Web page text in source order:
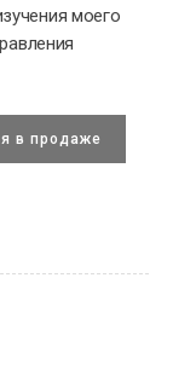
моего
в продаже